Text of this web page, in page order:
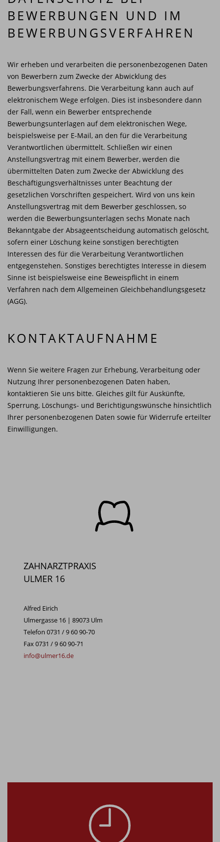
BEWERBUNGEN UND IM
BEWERBUNGSVERFAHREN
Wir erheben und verarbeiten die personenbezogenen Daten
von Bewerbern zum Zwecke der Abwicklung des
Bewerbungsverfahrens. Die Verarbeitung kann auch auf
elektronischem Wege erfolgen. Dies ist insbesondere dann
der Fall, wenn ein Bewerber entsprechende
Bewerbungsunterlagen auf dem elektronischen Wege,
beispielsweise per E-Mail, an den für die Verarbeitung
Verantwortlichen übermittelt. Schließen wir einen
Anstellungsvertrag mit einem Bewerber, werden die
übermittelten Daten zum Zwecke der Abwicklung des
Beschäftigungsverhältnisses unter Beachtung der
gesetzlichen Vorschriften gespeichert. Wird von uns kein
Anstellungsvertrag mit dem Bewerber geschlossen, so
werden die Bewerbungsunterlagen sechs Monate nach
Bekanntgabe der Absageentscheidung automatisch gelöscht,
sofern einer Löschung keine sonstigen berechtigten
Interessen des für die Verarbeitung Verantwortlichen
entgegenstehen. Sonstiges berechtigtes Interesse in diesem
Sinne ist beispielsweise eine Beweispflicht in einem
Verfahren nach dem Allgemeinen Gleichbehandlungsgesetz
(AGG).
KONTAKTAUFNAHME
Wenn Sie weitere Fragen zur Erhebung, Verarbeitung oder
Nutzung Ihrer personenbezogenen Daten haben,
kontaktieren Sie uns bitte. Gleiches gilt für Auskünfte,
Sperrung, Löschungs- und Berichtigungswünsche hinsichtlich
Ihrer personenbezogenen Daten sowie für Widerrufe erteilter
Einwilligungen.
ZAHNARZTPRAXIS
ULMER 16
Alfred Eirich
Ulmergasse 16 | 89073 Ulm
Telefon 0731 / 9 60 90-70
Fax 0731 / 9 60 90-71
info@ulmer16.de